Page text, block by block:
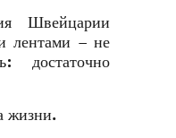
Швейцарии
лентами – не
достаточно
жизни.